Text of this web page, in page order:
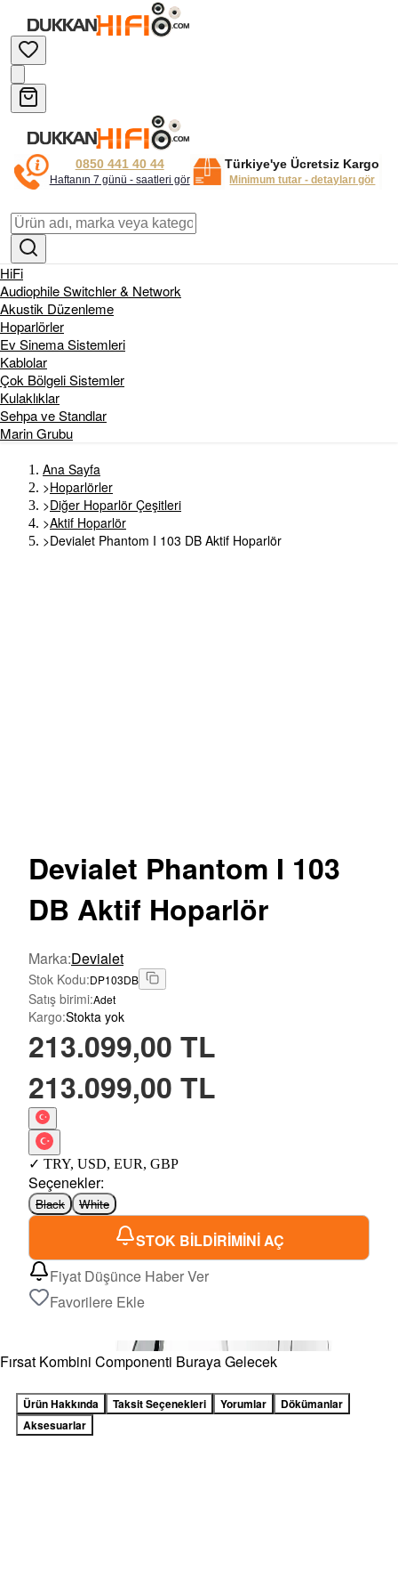
0850 441 40 44
Haftanın 7 günü - saatleri gör
Türkiye'ye Ücretsiz Kargo
Minimum tutar - detayları gör
HiFi
Audiophile Switchler & Network
Akustik Düzenleme
Hoparlörler
Ev Sinema Sistemleri
Kablolar
Çok Bölgeli Sistemler
Kulaklıklar
Sehpa ve Standlar
Marin Grubu
Ana Sayfa
>Hoparlörler
>Diğer Hoparlör Çeşitleri
>Aktif Hoparlör
>Devialet Phantom I 103 DB Aktif Hoparlör
Devialet Phantom I 103
DB Aktif Hoparlör
Marka:Devialet
Stok Kodu:DP103DB
Satış birimi:Adet
Kargo:Stokta yok
213.099,00 TL
213.099,00 TL
✓ TRY, USD, EUR, GBP
Seçenekler:
Black White
STOK BİLDİRİMİNİ AÇ
Fiyat Düşünce Haber Ver
Favorilere Ekle
Fırsat Kombini Componenti Buraya Gelecek
Ürün Hakkında Taksit Seçenekleri Yorumlar
Dökümanlar
Aksesuarlar